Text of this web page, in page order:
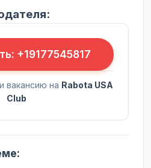
+19177545817
вакансию на Rabota USA
Club